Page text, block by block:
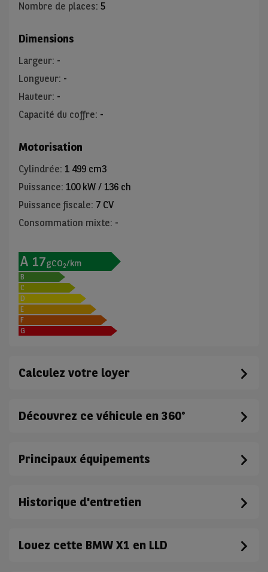
Nombre de places: 5
Dimensions
Largeur: -
Longueur: -
Hauteur: -
Capacité du coffre: -
Motorisation
Cylindrée: 1 499 cm3
Puissance: 100 kW / 136 ch
Puissance fiscale: 7 CV
Consommation mixte: -
A 17gCO2/km
B
C
D
E
F
G
Calculez votre loyer
Découvrez ce véhicule en 360°
Principaux équipements
Historique d'entretien
Louez cette BMW X1 en LLD